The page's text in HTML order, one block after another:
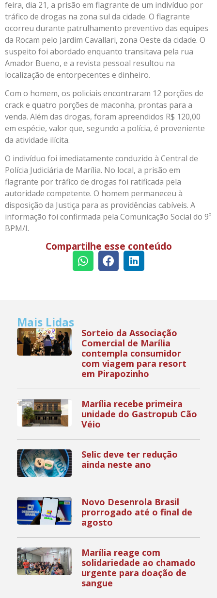
feira, dia 21, a prisão em flagrante de um indivíduo por
tráfico de drogas na zona sul da cidade. O flagrante
ocorreu durante patrulhamento preventivo das equipes
da Rocam pelo Jardim Cavallari, zona Oeste da cidade. O
suspeito foi abordado enquanto transitava pela rua
Amador Bueno, e a revista pessoal resultou na
localização de entorpecentes e dinheiro.
Com o homem, os policiais encontraram 12 porções de
crack e quatro porções de maconha, prontas para a
venda. Além das drogas, foram apreendidos R$ 120,00
em espécie, valor que, segundo a polícia, é proveniente
da atividade ilícita.
O indivíduo foi imediatamente conduzido à Central de
Polícia Judiciária de Marília. No local, a prisão em
flagrante por tráfico de drogas foi ratificada pela
autoridade competente. O homem permaneceu à
disposição da Justiça para as providências cabíveis. A
informação foi confirmada pela Comunicação Social do 9º
BPM/I.
Compartilhe esse conteúdo
Mais Lidas
Sorteio da Associação
Comercial de Marília
contempla consumidor
com viagem para resort
em Pirapozinho
Marília recebe primeira
unidade do Gastropub Cão
Véio
Selic deve ter redução
ainda neste ano
Novo Desenrola Brasil
prorrogado até o final de
agosto
Marília reage com
solidariedade ao chamado
urgente para doação de
sangue